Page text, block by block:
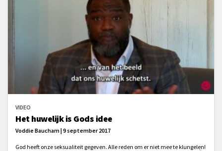
VIDEO
Het huwelijk is Gods idee
Voddie Baucham | 9 september 2017
God heeft onze seksualiteit gegeven. Alle reden om er niet mee te klungelen!